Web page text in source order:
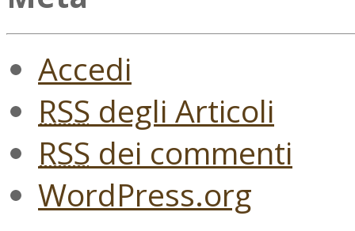
Accedi
RSS degli Articoli
RSS dei commenti
WordPress.org